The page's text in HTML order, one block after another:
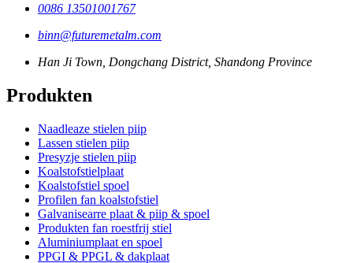
0086 13501001767
binn@futuremetalm.com
Han Ji Town, Dongchang District, Shandong Province
Produkten
Naadleaze stielen piip
Lassen stielen piip
Presyzje stielen piip
Koalstofstielplaat
Koalstofstiel spoel
Profilen fan koalstofstiel
Galvanisearre plaat & piip & spoel
Produkten fan roestfrij stiel
Aluminiumplaat en spoel
PPGI & PPGL & dakplaat